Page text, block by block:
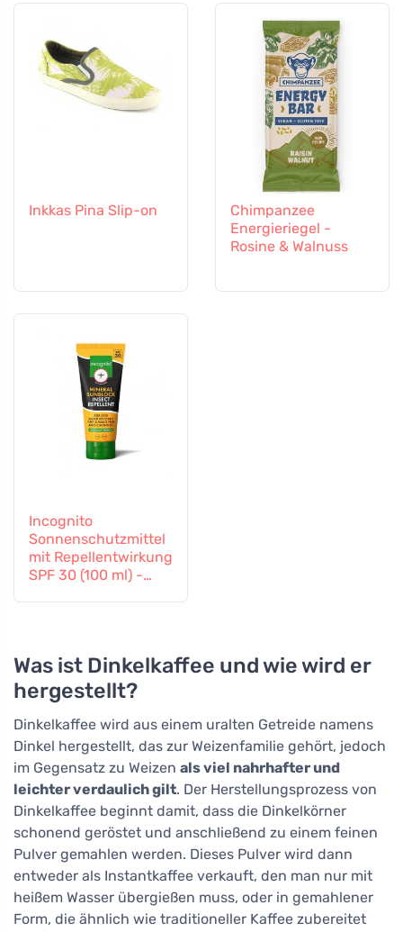
Inkkas Pina Slip-on
Chimpanzee
Energieriegel -
Rosine & Walnuss
Incognito
Sonnenschutzmittel
mit Repellentwirkung
SPF 30 (100 ml) -
Was ist Dinkelkaffee und wie wird er
hergestellt?
Dinkelkaffee wird aus einem uralten Getreide namens
Dinkel hergestellt, das zur Weizenfamilie gehört, jedoch
im Gegensatz zu Weizen als viel nahrhafter und
leichter verdaulich gilt. Der Herstellungsprozess von
Dinkelkaffee beginnt damit, dass die Dinkelkörner
schonend geröstet und anschließend zu einem feinen
Pulver gemahlen werden. Dieses Pulver wird dann
entweder als Instantkaffee verkauft, den man nur mit
heißem Wasser übergießen muss, oder in gemahlener
Form, die ähnlich wie traditioneller Kaffee zubereitet